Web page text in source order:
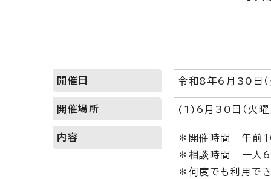
開催日 令和8年6月30日（
開催場所 (1)6月30日（火曜
内容
＊開催時間 午前
＊相談時間 一人
＊何度でも利用で